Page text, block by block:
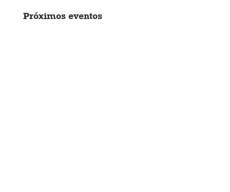
Próximos eventos